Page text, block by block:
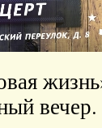
вечер.